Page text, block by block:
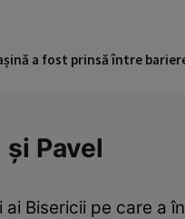
a fost prinsă între
Pavel
Bisericii pe care a